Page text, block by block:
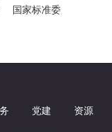
国家标准委
党建 资源